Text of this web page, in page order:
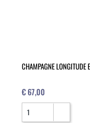
CHAMPAGNE LONGITUDE
€ 67,00
Quantità